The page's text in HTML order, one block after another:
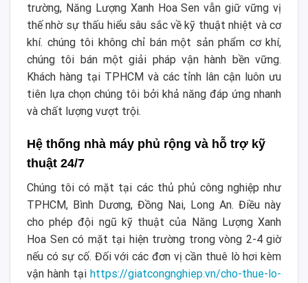
trường, Năng Lượng Xanh Hoa Sen vẫn giữ vững vị
thế nhờ sự thấu hiểu sâu sắc về kỹ thuật nhiệt và cơ
khí. chúng tôi không chỉ bán một sản phẩm cơ khí,
chúng tôi bán một giải pháp vận hành bền vững.
Khách hàng tại TPHCM và các tỉnh lân cận luôn ưu
tiên lựa chọn chúng tôi bởi khả năng đáp ứng nhanh
và chất lượng vượt trội.
Hệ thống nhà máy phủ rộng và hỗ trợ kỹ
thuật 24/7
Chúng tôi có mặt tại các thủ phủ công nghiệp như
TPHCM, Bình Dương, Đồng Nai, Long An. Điều này
cho phép đội ngũ kỹ thuật của Năng Lượng Xanh
Hoa Sen có mặt tại hiện trường trong vòng 2-4 giờ
nếu có sự cố. Đối với các đơn vị cần thuê lò hơi kèm
vận hành tại https://giatcongnghiep.vn/cho-thue-lo-